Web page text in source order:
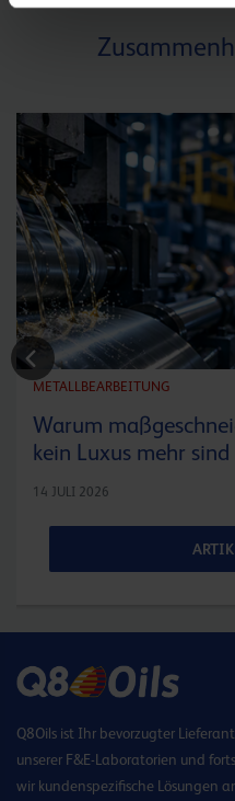
METALLBEARBEITUNG
Warum
kein Luxus mehr sind
14 JULI 2026
Q8Oils ist Ihr bevorzugter
unserer F&E-Laboratorien und
wir kundenspezifische Lösungen